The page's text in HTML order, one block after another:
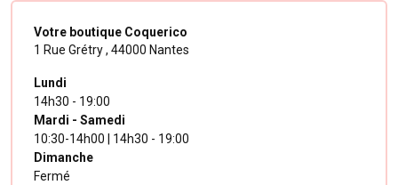
Votre boutique Coquerico
1 Rue Grétry , 44000 Nantes
Lundi
14h30 - 19:00
Mardi - Samedi
10:30-14h00 | 14h30 - 19:00
Dimanche
Fermé